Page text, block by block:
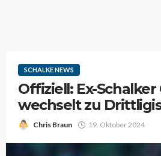
SCHALKE NEWS
Offiziell: Ex-Schalker
wechselt zu
Chris Braun 19. Oktober 2024